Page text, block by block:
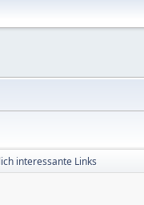
interessante Links